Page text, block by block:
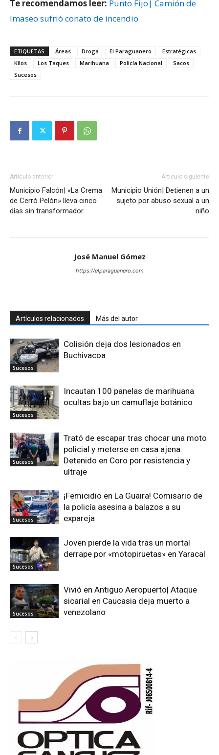
Te recomendamos leer: Punto Fijo| Camión de
Imaseo sufrió conato de incendio
ETIQUETAS Áreas Droga El Paraguanero
Estratégicas
Kilos
Los Taques Marihuana Policía Nacional
Sacos
Sucesos
Artículo anterior
Municipio Falcón| «La Crema
de Cerró Pelón» lleva cinco
días sin transformador
Artículo siguiente
Municipio Unión| Detienen a un
sujeto por abuso sexual a un
niño
José Manuel Gómez
https://elparaguanero.com
Artículos relacionados Más del autor
Sucesos
Colisión deja dos lesionados en
Buchivacoa
Sucesos
Incautan 100 panelas de marihuana
ocultas bajo un camuflaje botánico
Sucesos
Trató de escapar tras chocar una moto
policial y meterse en casa ajena:
Detenido en Coro por resistencia y
ultraje
Sucesos
¡Femicidio en La Guaira! Comisario de
la policía asesina a balazos a su
expareja
Sucesos
Joven pierde la vida tras un mortal
derrape por «motopiruetas» en Yaracal
Sucesos
Vivió en Antiguo Aeropuerto| Ataque
sicarial en Caucasia deja muerto a
venezolano